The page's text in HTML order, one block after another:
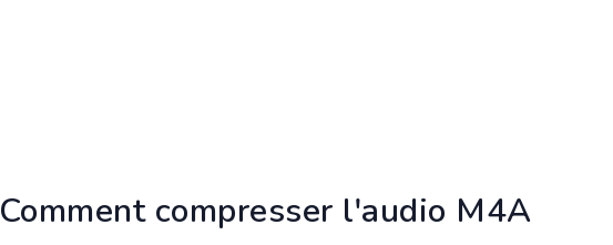
Comment compresser l'audio M4A